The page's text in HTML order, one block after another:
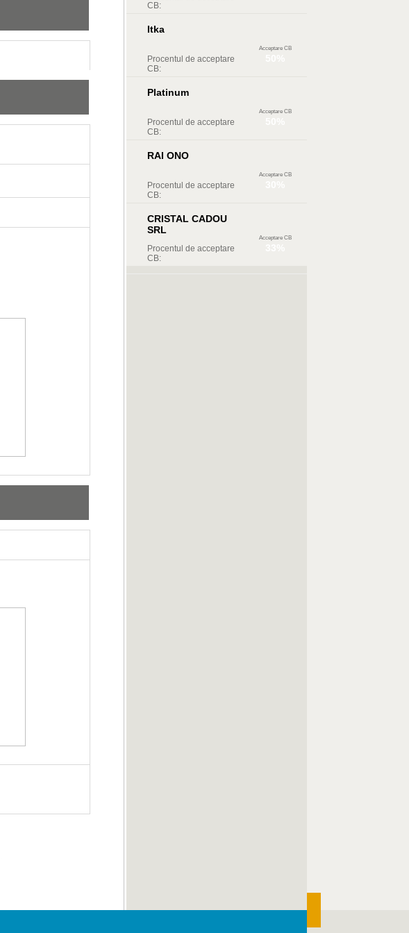
CB:
Acceptare CB
Itka
Procentul de acceptare
CB:
Acceptare CB
Platinum
Procentul de acceptare
CB:
Acceptare CB
RAI ONO
Procentul de acceptare
CB:
Acceptare CB
CRISTAL CADOU
SRL
Procentul de acceptare
CB: